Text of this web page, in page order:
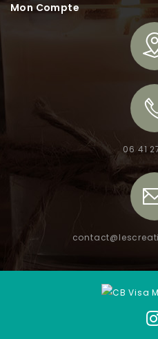
Mon Compte
06 41